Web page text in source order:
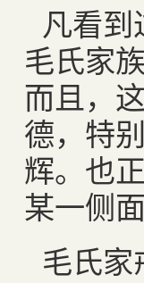
凡看
毛氏家
而且，
德，特
辉。也
某一侧
毛氏